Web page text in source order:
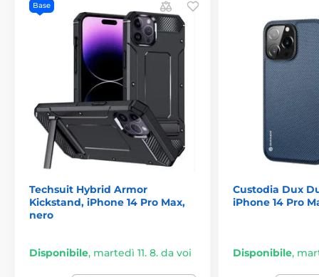
Installazione e rimozione facili
Il set contiene:
1x custodia Tech-Protect MagMat
Base
Techsuit Hybrid Armor
Kickstand, iPhone 14 Pro Max,
nero
Disponibile, martedì 11. 8. da voi
Custodia Dux
iPhone 14 Pro
Disponibile,